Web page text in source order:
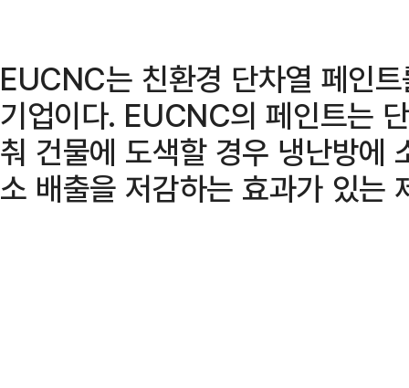
EUCNC는 친환경 단차열 페인
기업이다. EUCNC의 페인트는
춰 건물에 도색할 경우 냉난방에
소 배출을 저감하는 효과가 있는